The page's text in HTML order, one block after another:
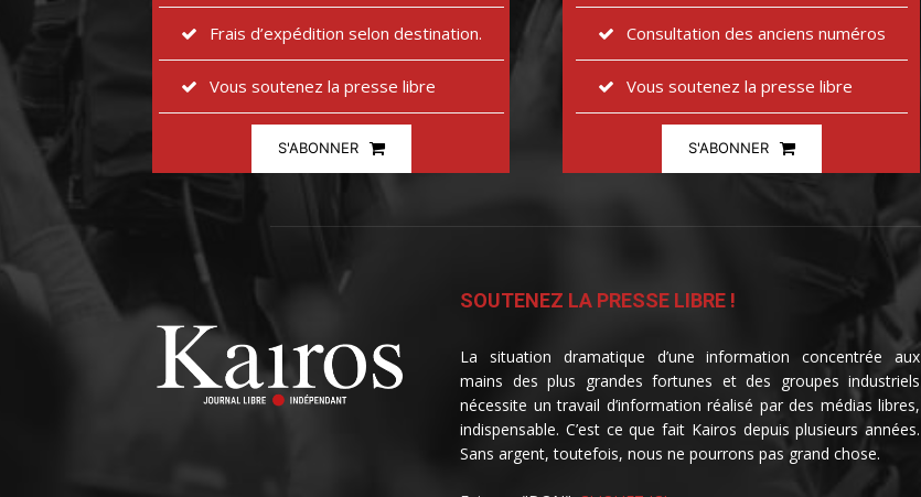
Frais d’expédition selon destination.
Vous soutenez la presse libre
S'ABONNER
Consultation des anciens numéros
Vous soutenez la presse libre
S'ABONNER
SOUTENEZ LA PRESSE LIBRE !
La situation dramatique d’une information concentrée aux
mains des plus grandes fortunes et des groupes industriels
nécessite un travail d’information réalisé par des médias libres,
indispensable. C’est ce que fait Kairos depuis plusieurs années.
Sans argent, toutefois, nous ne pourrons pas grand chose.